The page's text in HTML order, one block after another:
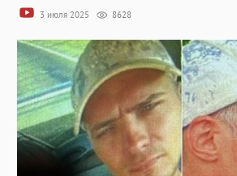
3 июля 2025 8628